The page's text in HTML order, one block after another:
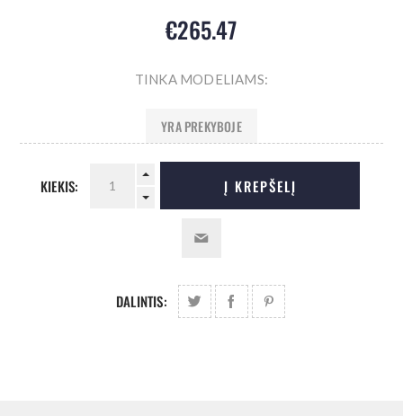
€265.47
TINKA MODELIAMS:
YRA PREKYBOJE
KIEKIS: Į KREPŠELĮ
DALINTIS: